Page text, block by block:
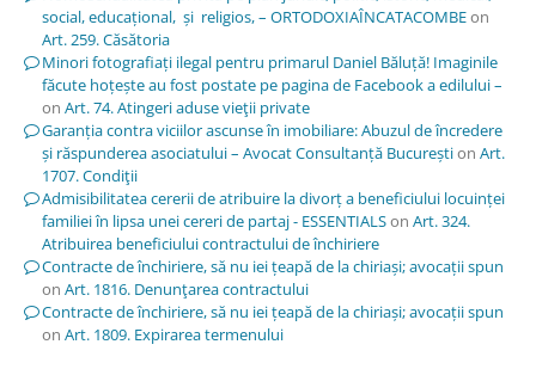
social, educațional, și religios, – ORTODOXIAÎNCATACOMBEon
Art. 259. Căsătoria
Minori fotografiați ilegal pentru primarul Daniel Băluță! Imaginile
făcute hoțește au fost postate pe pagina de Facebook a edilului –
on Art. 74. Atingeri aduse vieţii private
Garanția contra viciilor ascunse în imobiliare: Abuzul de încredere
și răspunderea asociatului – Avocat Consultanță Bucureștion Art.
1707. Condiţii
Admisibilitatea cererii de atribuire la divorț a beneficiului locuinței
familiei în lipsa unei cereri de partaj - ESSENTIALSon Art. 324.
Atribuirea beneficiului contractului de închiriere
Contracte de închiriere, să nu iei țeapă de la chiriași; avocații spun
on Art. 1816. Denunţarea contractului
Contracte de închiriere, să nu iei țeapă de la chiriași; avocații spun
on Art. 1809. Expirarea termenului